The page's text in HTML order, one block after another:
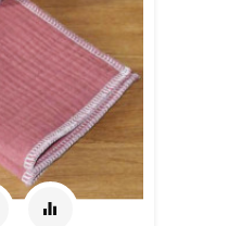
equalizer